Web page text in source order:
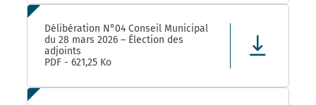
Délibération N°04 Conseil Municipal
du 28 mars 2026 – Élection des
adjoints
PDF - 621,25 Ko